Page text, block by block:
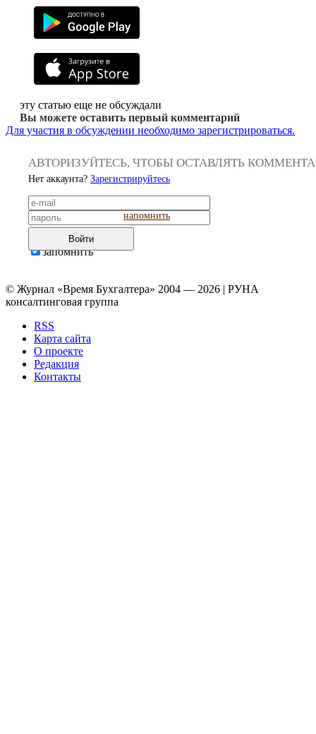
эту статью еще не обсуждали
Вы можете оставить первый комментарий
Для участия в обсуждении необходимо зарегистрироваться.
АВТОРИЗУЙТЕСЬ, ЧТОБЫ ОСТАВЛЯТЬ
Нет аккаунта? Зарегистрируйтесь
напомнить
Войти
запомнить
© Журнал «Время Бухгалтера» 2004 — 2026 | РУНА
консалтинговая группа
RSS
Карта сайта
О проекте
Редакция
Контакты